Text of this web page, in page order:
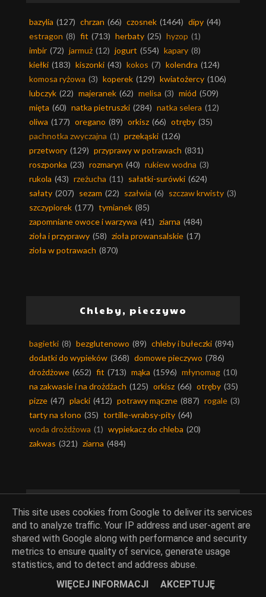
bazylia (127) chrzan (66) czosnek (1464) dipy (44)
estragon (8) fit (713) herbaty (25) hyzop (1)
imbir (72) jarmuż (12) jogurt (554) kapary (8)
kiełki (183) kiszonki (43) kokos (7) kolendra (124)
komosa ryżowa (3) koperek (129) kwiatożercy (106)
lubczyk (22) majeranek (62) melisa (3) miód (509)
mięta (60) natka pietruszki (284) natka selera (12)
oliwa (177) oregano (89) orkisz (66) otręby (35)
pachnotka zwyczajna (1) przekąski (126)
przetwory (129) przyprawy w potrawach (831)
roszponka (23) rozmaryn (40) rukiew wodna (3)
rukola (43) rzeżucha (11) sałatki-surówki (624)
sałaty (207) sezam (22) szałwia (6) szczaw krwisty (3)
szczypiorek (177) tymianek (85)
zapomniane owoce i warzywa (41) ziarna (484)
zioła i przyprawy (58) zioła prowansalskie (17)
zioła w potrawach (870)
Chleby, pieczywo
bagietki (8) bezglutenowo (89) chleby i bułeczki (894)
dodatki do wypieków (368) domowe pieczywo (786)
drożdżowe (652) fit (713) mąka (1596) młynomag (10)
na zakwasie i na drożdżach (125) orkisz (66) otręby (35)
pizze (47) placki (412) potrawy mączne (887) rogale (3)
tarty na słono (35) tortille-wrabsy-pity (64)
woda drożdżowa (1) wypiekacz do chleba (20)
zakwas (321) ziarna (484)
alkohol w potrawach (424) herbaty (25) kakao (180)
kawa (64) nalewki (61) napoje (162)
napoje alkoholowe (109) oliwa (177) soki (67)
(52)
This site uses cookies from Google to deliver its services
and to analyze traffic. Your IP address and user-agent are
shared with Google along with performance and security
metrics to ensure quality of service, generate usage
statistics, and to detect and address abuse.
WIĘCEJ INFORMACJI
AKCEPTUJĘ